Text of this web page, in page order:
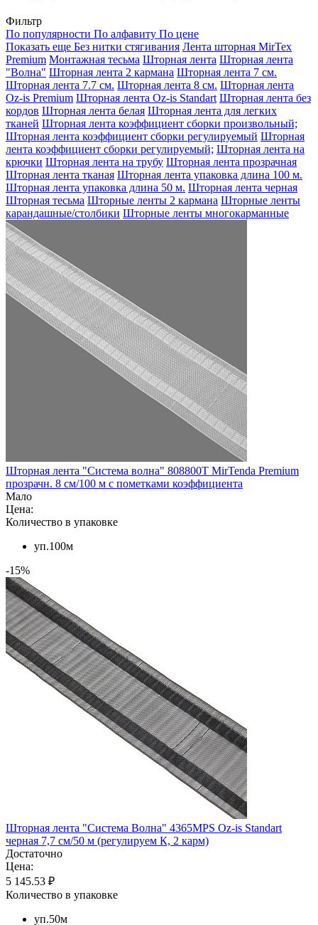
Фильтр
По популярности По алфавиту По цене
Показать еще Без нитки стягивания Лента шторная MirTex
Premium Монтажная тесьма Шторная лента Шторная лента
"Волна" Шторная лента 2 кармана Шторная лента 7 см.
Шторная лента 7.7 см. Шторная лента 8 см. Шторная лента
Oz-is Premium Шторная лента Oz-is Standart Шторная лента без
кордов Шторная лента белая Шторная лента для легких
тканей Шторная лента коэффициент сборки произвольный;
Шторная лента коэффициент сборки регулируемый Шторная
лента коэффициент сборки регулируемый; Шторная лента на
крючки Шторная лента на трубу Шторная лента прозрачная
Шторная лента тканая Шторная лента упаковка длина 100 м.
Шторная лента упаковка длина 50 м. Шторная лента черная
Шторная тесьма Шторные ленты 2 кармана Шторные ленты
карандашные/столбики Шторные ленты многокарманные
Шторная лента "Система волна" 808800Т MirTenda Premium
прозрачн. 8 см/100 м с пометками коэффициента
Мало
Цена:
Количество в упаковке
уп.100м
-15%
Шторная лента "Система Волна" 4365MPS Oz-is Standart
черная 7,7 см/50 м (регулируем К, 2 карм)
Достаточно
Цена:
5 145.53 ₽
Количество в упаковке
уп.50м